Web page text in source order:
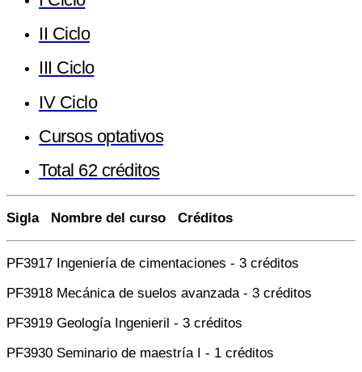
II Ciclo
III Ciclo
IV Ciclo
Cursos optativos
Total 62 créditos
Sigla Nombre del curso Créditos
PF3917 Ingeniería de cimentaciones - 3 créditos
PF3918 Mecánica de suelos avanzada - 3 créditos
PF3919 Geología Ingenieril - 3 créditos
PF3930 Seminario de maestría I - 1 créditos